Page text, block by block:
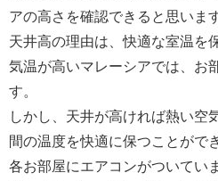
アの高さを確認できると思いま
天井高の理由は、快適な室温を
気温が高いマレーシアでは、お
す。
しかし、天井が高ければ熱い空
間の温度を快適に保つことがで
各お部屋にエアコンがついてい